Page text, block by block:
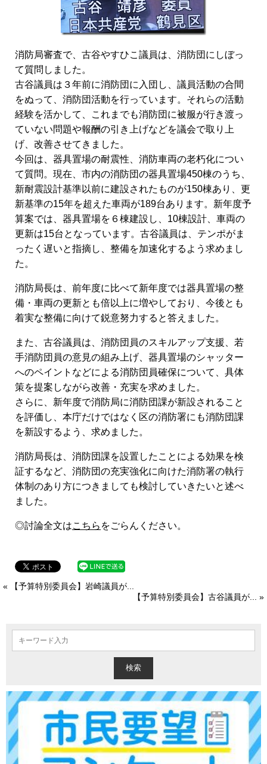
消防局審査で、古谷やすひこ議員は、消防団にしぼっ
て質問しました。
古谷議員は３年前に消防団に入団し、議員活動の合間
をぬって、消防団活動を行っています。それらの活動
経験を活かして、これまでも消防団に被服が行き渡っ
ていない問題や報酬の引き上げなどを議会で取り上
げ、改善させてきました。
今回は、器具置場の耐震性、消防車両の老朽化につい
て質問。現在、市内の消防団の器具置場450棟のうち、
新耐震設計基準以前に建設されたものが150棟あり、更
新基準の15年を超えた車両が189台あります。新年度予
算案では、器具置場を６棟建設し、10棟設計、車両の
更新は15台となっています。古谷議員は、テンポがま
ったく遅いと指摘し、整備を加速化するよう求めまし
た。
消防局長は、前年度に比べて新年度では器具置場の整
備・車両の更新とも倍以上に増やしており、今後とも
着実な整備に向けて鋭意努力すると答えました。
また、古谷議員は、消防団員のスキルアップ支援、若
手消防団員の意見の組み上げ、器具置場のシャッター
へのペイントなどによる消防団員確保について、具体
策を提案しながら改善・充実を求めました。
さらに、新年度で消防局に消防団課が新設されること
を評価し、本庁だけではなく区の消防署にも消防団課
を新設するよう、求めました。
消防局長は、消防団課を設置したことによる効果を検
証するなど、消防団の充実強化に向けた消防署の執行
体制のあり方につきましても検討していきたいと述べ
ました。
◎討論全文はこちら をごらんください。
« 【予算特別委員会】岩崎議員が...
【予算特別委員会】古谷議員が... »